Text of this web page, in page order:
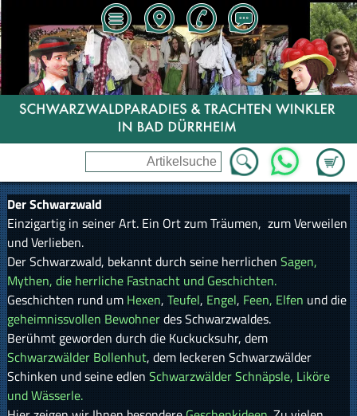
Zum
WhatsApp
Der Schwarzwald
Einzigartig in seiner Art. Ein Ort zum Träumen, zum Verweilen
und Verlieben.
Der Schwarzwald, bekannt durch seine herrlichen Sagen,
Mythen, die herrliche Fastnacht und Geschichten.
Geschichten rund um Hexen, Teufel, Engel, Feen, Elfen und die
geheimnissvollen Bewohnerdes Schwarzwaldes.
Berühmt geworden durch die Kuckucksuhr, dem
Schwarzwälder Bollenhut, dem leckeren Schwarzwälder
Schinken und seine edlen Schwarzwälder Schnäpsle, Liköre
und Wässerle.